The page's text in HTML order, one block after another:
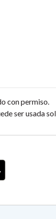
con permiso.
ser usada